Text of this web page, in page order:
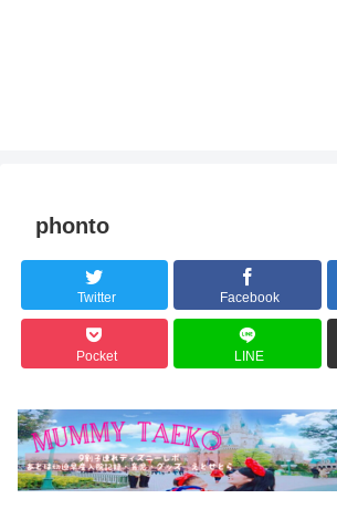
phonto
Twitter Facebook
Pocket LINE